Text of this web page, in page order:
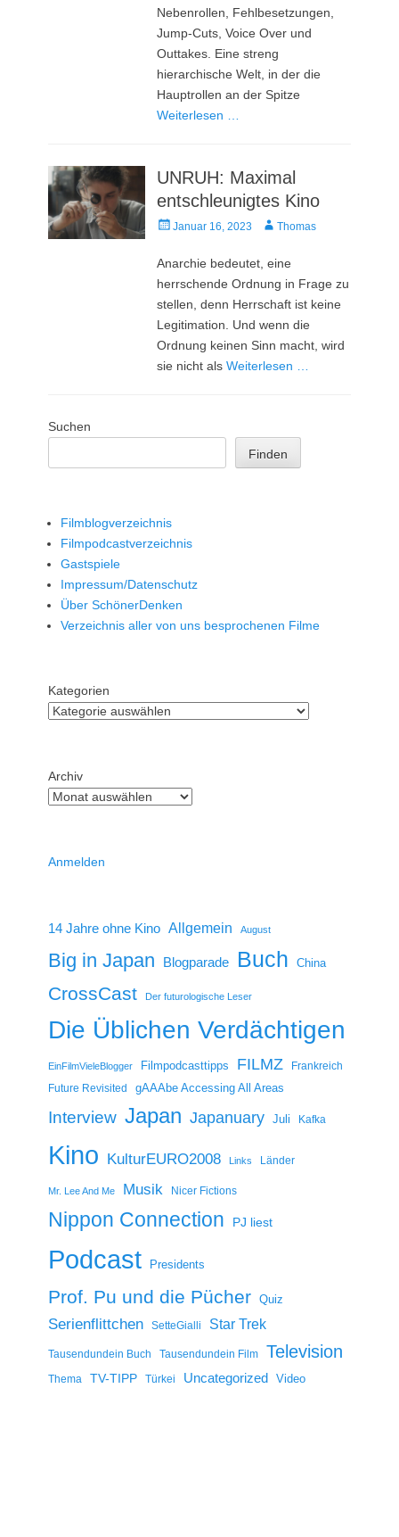
Nebenrollen, Fehlbesetzungen,
Jump-Cuts, Voice Over und
Outtakes. Eine streng
hierarchische Welt, in der die
Hauptrollen an der Spitze
Weiterlesen …
UNRUH: Maximal
entschleunigtes Kino
Veröffentlicht
Januar 16, 2023 AutorThomas
Anarchie bedeutet, eine
herrschende Ordnung in Frage zu
stellen, denn Herrschaft ist keine
Legitimation. Und wenn die
Ordnung keinen Sinn macht, wird
sie nicht alsWeiterlesen …
Suchen
Finden
Filmblogverzeichnis
Filmpodcastverzeichnis
Gastspiele
Impressum/Datenschutz
Über SchönerDenken
Verzeichnis aller von uns besprochenen Filme
Kategorien
Archiv
Anmelden
14 Jahre ohne Kino Allgemein August
Big in Japan Blogparade Buch China
CrossCast Der futurologische Leser
Die Üblichen Verdächtigen
EinFilmVieleBlogger Filmpodcasttipps FILMZ
Frankreich
Future Revisited
gAAAbe Accessing All Areas
Interview Japan Japanuary Juli Kafka
Kino KulturEURO2008 Links Länder
Mr. Lee And Me Musik Nicer Fictions
Nippon Connection PJ liest
Podcast Presidents
Prof. Pu und die Pücher Quiz
Serienflittchen SetteGialli Star Trek
Tausendundein Buch Tausendundein Film Television
Thema TV-TIPP Türkei Uncategorized Video